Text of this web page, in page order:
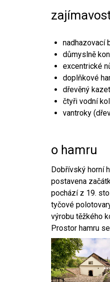
nadhazovací
důmyslně
excentrické
doplňkové
dřevěný
čtyři vodní
vantroky
o hamru
Dobřívský horní
postavena
pochází z 19.
tyčové
výrobu těžkého
Prostor hamru